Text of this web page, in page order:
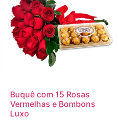
Buquê com 15 Rosas
Vermelhas e Bombons
Luxo